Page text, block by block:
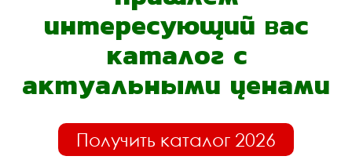
интересующий вас
каталог с
актуальными ценами
Получить каталог 2026